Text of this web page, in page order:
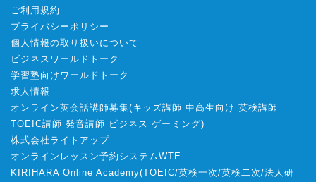
ご利用規約
プライバシーポリシー
個人情報の取り扱いについて
ビジネスワールドトーク
学習塾向けワールドトーク
求人情報
オンライン英会話講師募集(キッズ講師 中高生向け 英検講師
TOEIC講師 発音講師 ビジネス ゲーミング)
株式会社ライトアップ
オンラインレッスン予約システムWTE
KIRIHARA Online Academy(TOEIC/英検一次/英検二次/法人研